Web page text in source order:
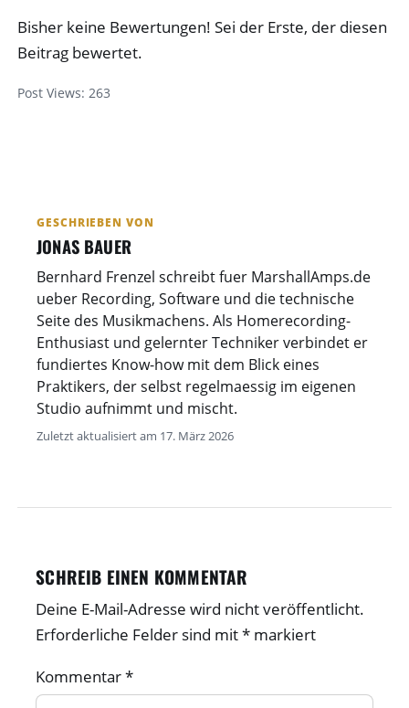
Bisher keine Bewertungen! Sei der Erste, der diesen
Beitrag bewertet.
Post Views: 263
GESCHRIEBEN VON
JONAS BAUER
Bernhard Frenzel schreibt fuer MarshallAmps.de
ueber Recording, Software und die technische
Seite des Musikmachens. Als Homerecording-
Enthusiast und gelernter Techniker verbindet er
fundiertes Know-how mit dem Blick eines
Praktikers, der selbst regelmaessig im eigenen
Studio aufnimmt und mischt.
Zuletzt aktualisiert am 17. März 2026
SCHREIB EINEN KOMMENTAR
Deine E-Mail-Adresse wird nicht veröffentlicht.
Erforderliche Felder sind mit* markiert
Kommentar*